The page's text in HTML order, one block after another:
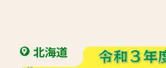
北海道